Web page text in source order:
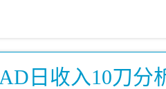
日收入10刀分